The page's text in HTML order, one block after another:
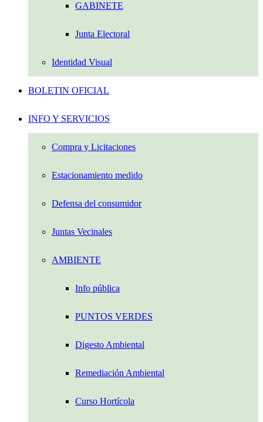
GABINETE
Junta Electoral
Identidad Visual
BOLETIN OFICIAL
INFO Y SERVICIOS
Compra y Licitaciones
Estacionamiento medido
Defensa del consumidor
Juntas Vecinales
AMBIENTE
Info pública
PUNTOS VERDES
Digesto Ambiental
Remediación Ambiental
Curso Hortícola